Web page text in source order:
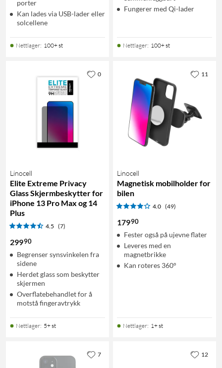
porter
Kan lades via USB-lader eller
solcellene
Nettlager: 100+ st
Fungerer med Qi-lader
Nettlager: 100+ st
Linocell
Elite Extreme Privacy
Glass Skjermbeskytter for
iPhone 13 Pro Max og 14
Plus
4.5 (7)
29990
Begrenser synsvinkelen fra
sidene
Herdet glass som beskytter
skjermen
Overflatebehandlet for å
motstå fingeravtrykk
Nettlager: 5+ st
0
Linocell
Magnetisk mobilholder for
bilen
4.0 (49)
17990
Fester også på ujevne flater
Leveres med en
magnetbrikke
Kan roteres 360°
Nettlager: 1+ st
11
7 12